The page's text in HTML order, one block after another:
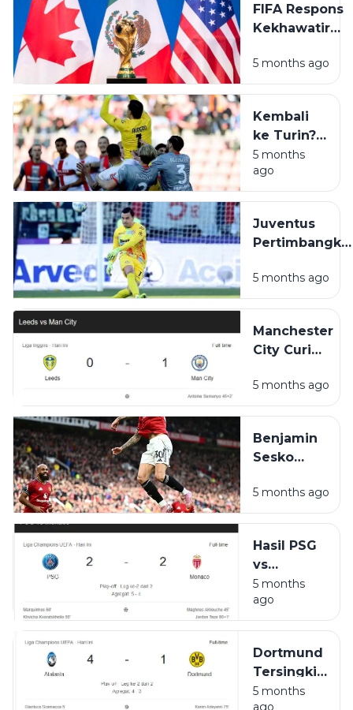
Palace 2-1 di
Old Trafford
FIFA Respons
Kekhawatiran
Piala Dunia
2026 Usai
AS–Iran
5 months ago
Kembali
ke Turin?
Emil
Audero
Berpotensi
Kontrak
Fantastis
Juventus
5 months
ago
Juventus
untuk Perkuat
Pos Kiper
5 months ago
Manchester
City Curi
di Elland
Road,
Arsenal
dalam
Gelar
5 months ago
Benjamin
Sesko
Bangku
Cadangan,
Carrick
Belum
Ubah Lini
Depan
Manchester
United
5 months ago
Hasil PSG
vs
Monaco:
Imbang 2-
2, Agregat
PSG ke
Fase
Gugur
5 months
ago
Dortmund
Tersingkir!
Atalanta
5 months
ago